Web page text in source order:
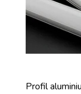
Profil